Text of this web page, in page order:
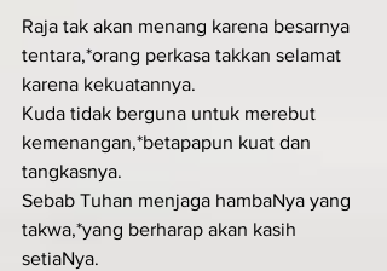
Raja tak akan menang karena besarnya
tentara,*orang perkasa takkan selamat
karena kekuatannya.
Kuda tidak berguna untuk merebut
kemenangan,*betapapun kuat dan
tangkasnya.
Sebab Tuhan menjaga hambaNya yang
takwa,*yang berharap akan kasih
setiaNya.